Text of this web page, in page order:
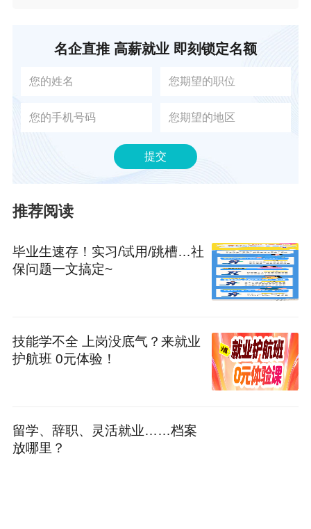
名企直推 高薪就业 即刻锁定名额
提交
推荐阅读
毕业生速存！实习/试用/跳槽…社
保问题一文搞定~
技能学不全 上岗没底气？来就业
护航班 0元体验！
留学、辞职、灵活就业……档案
放哪里？